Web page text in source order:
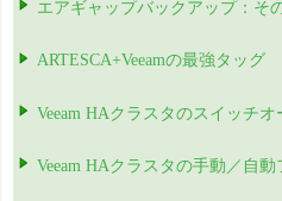
エアギャップバックアップ：そ
ARTESCA+Veeamの最強タッグ
Veeam HAクラスタのスイッチ
Veeam HAクラスタの手動／自